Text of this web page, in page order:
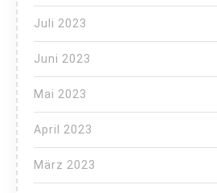
Juli 2023
Juni 2023
Mai 2023
April 2023
März 2023